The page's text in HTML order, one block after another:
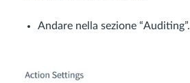
Andare nella sezione “Auditing”.